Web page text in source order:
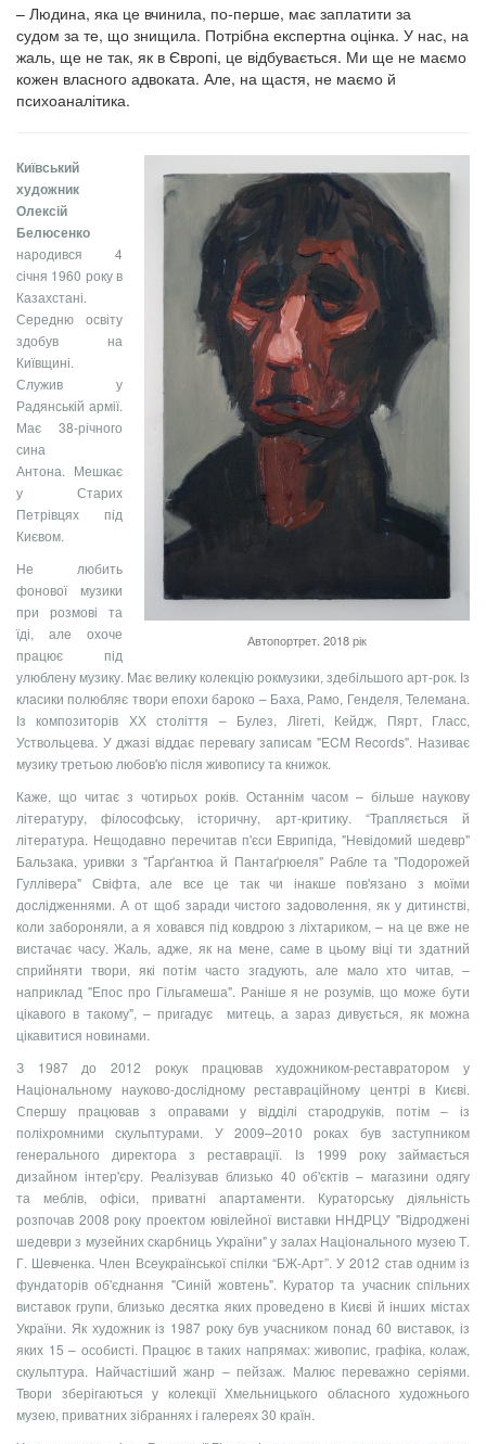
– Людина, яка це вчинила, по-перше, має заплатити за
судом за те, що знищила. Потрібна експертна оцінка. У нас, на
жаль, ще не так, як в Європі, це відбувається. Ми ще не маємо
кожен власного адвоката. Але, на щастя, не маємо й
психоаналітика.
Автопортрет. 2018 рік
Київський
художник
Олексій
Белюсенко
народився 4
січня 1960 року в
Казахстані.
Середню освіту
здобув на
Київщині.
Служив у
Радянській армії.
Має 38-річного
сина
Антона. Мешкає
у Старих
Петрівцях під
Києвом.
Не любить
фонової музики
при розмові та
їді, але охоче
працює під
улюблену музику. Має велику колекцію рокмузики, здебільшого арт-рок. Із
класики полюбляє твори епохи бароко – Баха, Рамо, Генделя, Телемана.
Із композиторів ХХ століття – Булез, Лігеті, Кейдж, Пярт, Гласс,
Уствольцева. У джазі віддає перевагу записам "ECM Records". Називає
музику третьою любов'ю після живопису та книжок.
Каже, що читає з чотирьох років. Останнім часом – більше наукову
літературу, філософську, історичну, арт-критику. “Трапляється й
література. Нещодавно перечитав п'єси Еврипіда, "Невідомий шедевр"
Бальзака, уривки з "Ґарґантюа й Пантаґрюеля" Рабле та "Подорожей
Гуллівера" Свіфта, але все це так чи інакше пов'язано з моїми
дослідженнями. А от щоб заради чистого задоволення, як у дитинстві,
коли забороняли, а я ховався під ковдрою з ліхтариком, – на це вже не
вистачає часу. Жаль, адже, як на мене, саме в цьому віці ти здатний
сприйняти твори, які потім часто згадують, але мало хто читав, –
наприклад "Епос про Гільгамеша". Раніше я не розумів, що може бути
цікавого в такому", – пригадує митець, а зараз дивується, як можна
цікавитися новинами.
З 1987 до 2012 рокук працював художником-реставратором у
Національному науково-дослідному реставраційному центрі в Києві.
Спершу працював з оправами у відділі стародруків, потім – із
поліхромними скульптурами. У 2009–2010 роках був заступником
генерального директора з реставрації. Із 1999 року займається
дизайном інтер'єру. Реалізував близько 40 об'єктів – магазини одягу
та меблів, офіси, приватні апартаменти. Кураторську діяльність
розпочав 2008 року проектом ювілейної виставки ННДРЦУ "Відроджені
шедеври з музейних скарбниць України" у залах Національного музею Т.
Г. Шевченка. Член Всеукраїнської спілки “БЖ-Арт”. У 2012 став одним із
фундаторів об'єднання "Синій жовтень". Куратор та учасник спільних
виставок групи, близько десятка яких проведено в Києві й інших містах
України. Як художник із 1987 року був учасником понад 60 виставок, із
яких 15 – особисті. Працює в таких напрямах: живопис, графіка, колаж,
скульптура. Найчастіший жанр – пейзаж. Малює переважно серіями.
Твори зберігаються у колекції Хмельницького обласного художнього
музею, приватних зібраннях і галереях 30 країн.